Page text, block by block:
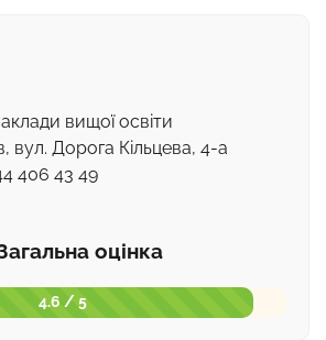
вищої освіти
вул. Дорога Кільцева, 4-а
406 43 49
оцінка
4.6 / 5